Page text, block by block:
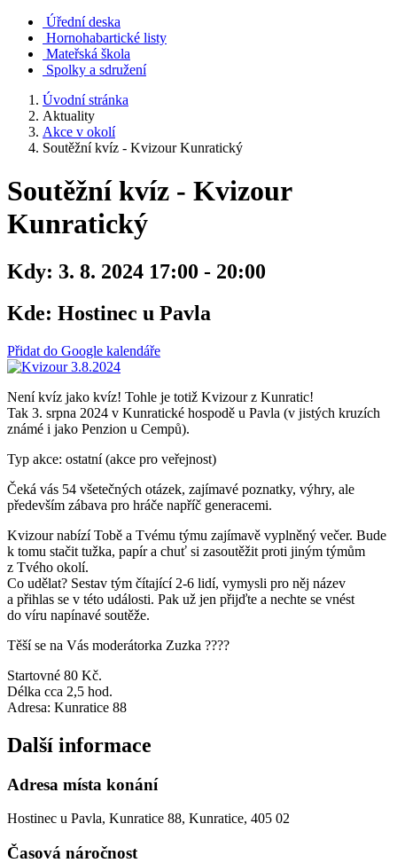
Úřední deska
Hornohabartické listy
Mateřská škola
Spolky a sdružení
Úvodní stránka
Aktuality
Akce v okolí
Soutěžní kvíz - Kvizour Kunratický
Soutěžní kvíz - Kvizour
Kunratický
Kdy: 3. 8. 2024 17:00 - 20:00
Kde: Hostinec u Pavla
Přidat do Google kalendáře
Není kvíz jako kvíz! Tohle je totiž Kvizour z Kunratic!
Tak 3. srpna 2024 v Kunratické hospodě u Pavla (v jistých kruzích
známé i jako Penzion u Cempů).
Typ akce: ostatní (akce pro veřejnost)
Čeká vás 54 všetečných otázek, zajímavé poznatky, výhry, ale
především zábava pro hráče napříč generacemi.
Kvizour nabízí Tobě a Tvému týmu zajímavě vyplněný večer. Bude
k tomu stačit tužka, papír a chuť si zasoutěžit proti jiným týmům
z Tvého okolí.
Co udělat? Sestav tým čítající 2-6 lidí, vymysli pro něj název
a přihlas se v této události. Pak už jen přijďte a nechte se vnést
do víru napínavé soutěže.
Těší se na Vás moderátorka Zuzka ????
Startovné 80 Kč.
Délka cca 2,5 hod.
Adresa: Kunratice 88
Další informace
Adresa místa konání
Hostinec u Pavla, Kunratice 88, Kunratice, 405 02
Časová náročnost